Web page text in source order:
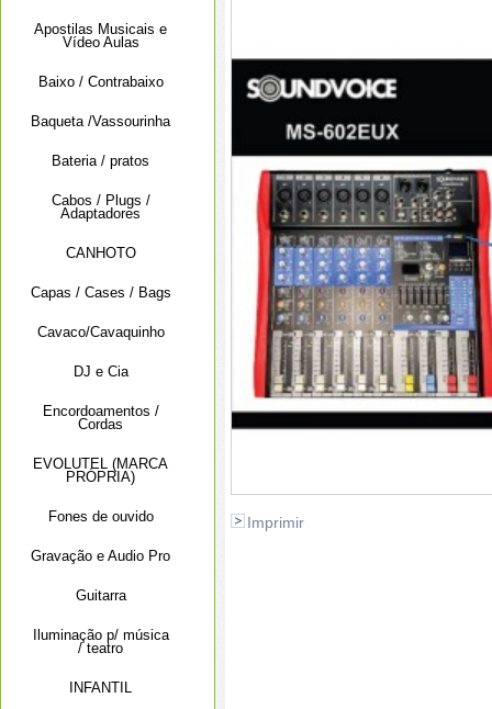
Apostilas Musicais e
Vídeo Aulas
Baixo / Contrabaixo
Baqueta /Vassourinha
Bateria / pratos
Cabos / Plugs /
Adaptadores
CANHOTO
Capas / Cases / Bags
Cavaco/Cavaquinho
DJ e Cia
Encordoamentos /
Cordas
EVOLUTEL (MARCA
PRÓPRIA)
Fones de ouvido
Gravação e Audio Pro
Guitarra
Iluminação p/ música
/ teatro
INFANTIL
Imprimir